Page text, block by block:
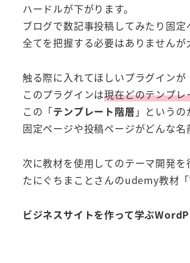
ハードルが下がります。
ブログで数記事投稿してみたり固定
全てを把握する必要はありませんが
触る際に入れてほしいプラグインが
このプラグインは現在どのテンプ
この「テンプレート階層 」というの
固定ページや投稿ページがどんな名
次に教材を使用してのテーマ開発を
たにぐちまことさんのudemy教材「
ビジネスサイトを作って学ぶ